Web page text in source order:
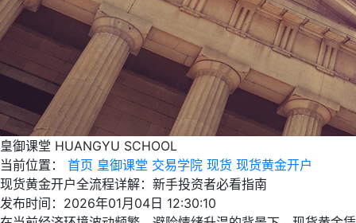
皇御课堂 HUANGYU SCHOOL
当前位置：
首页 皇御课堂 交易学院 现货 现货黄金开户
现货黄金开户全流程详解：新手投资者必看指南
发布时间：2026年01月04日 12:30:10